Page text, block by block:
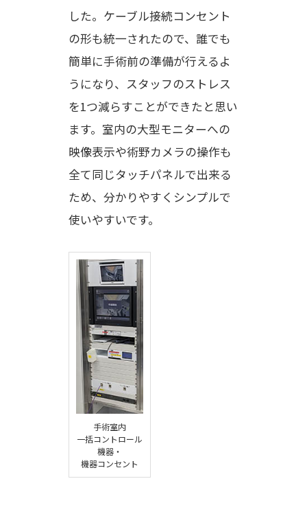
した。ケーブル接続コンセント
の形も統一されたので、誰でも
簡単に手術前の準備が行えるよ
うになり、スタッフのストレス
を1つ減らすことができたと思い
ます。室内の大型モニターへの
映像表示や術野カメラの操作も
全て同じタッチパネルで出来る
ため、分かりやすくシンプルで
使いやすいです。
手術室内
一括コントロール
機器・
機器コンセント